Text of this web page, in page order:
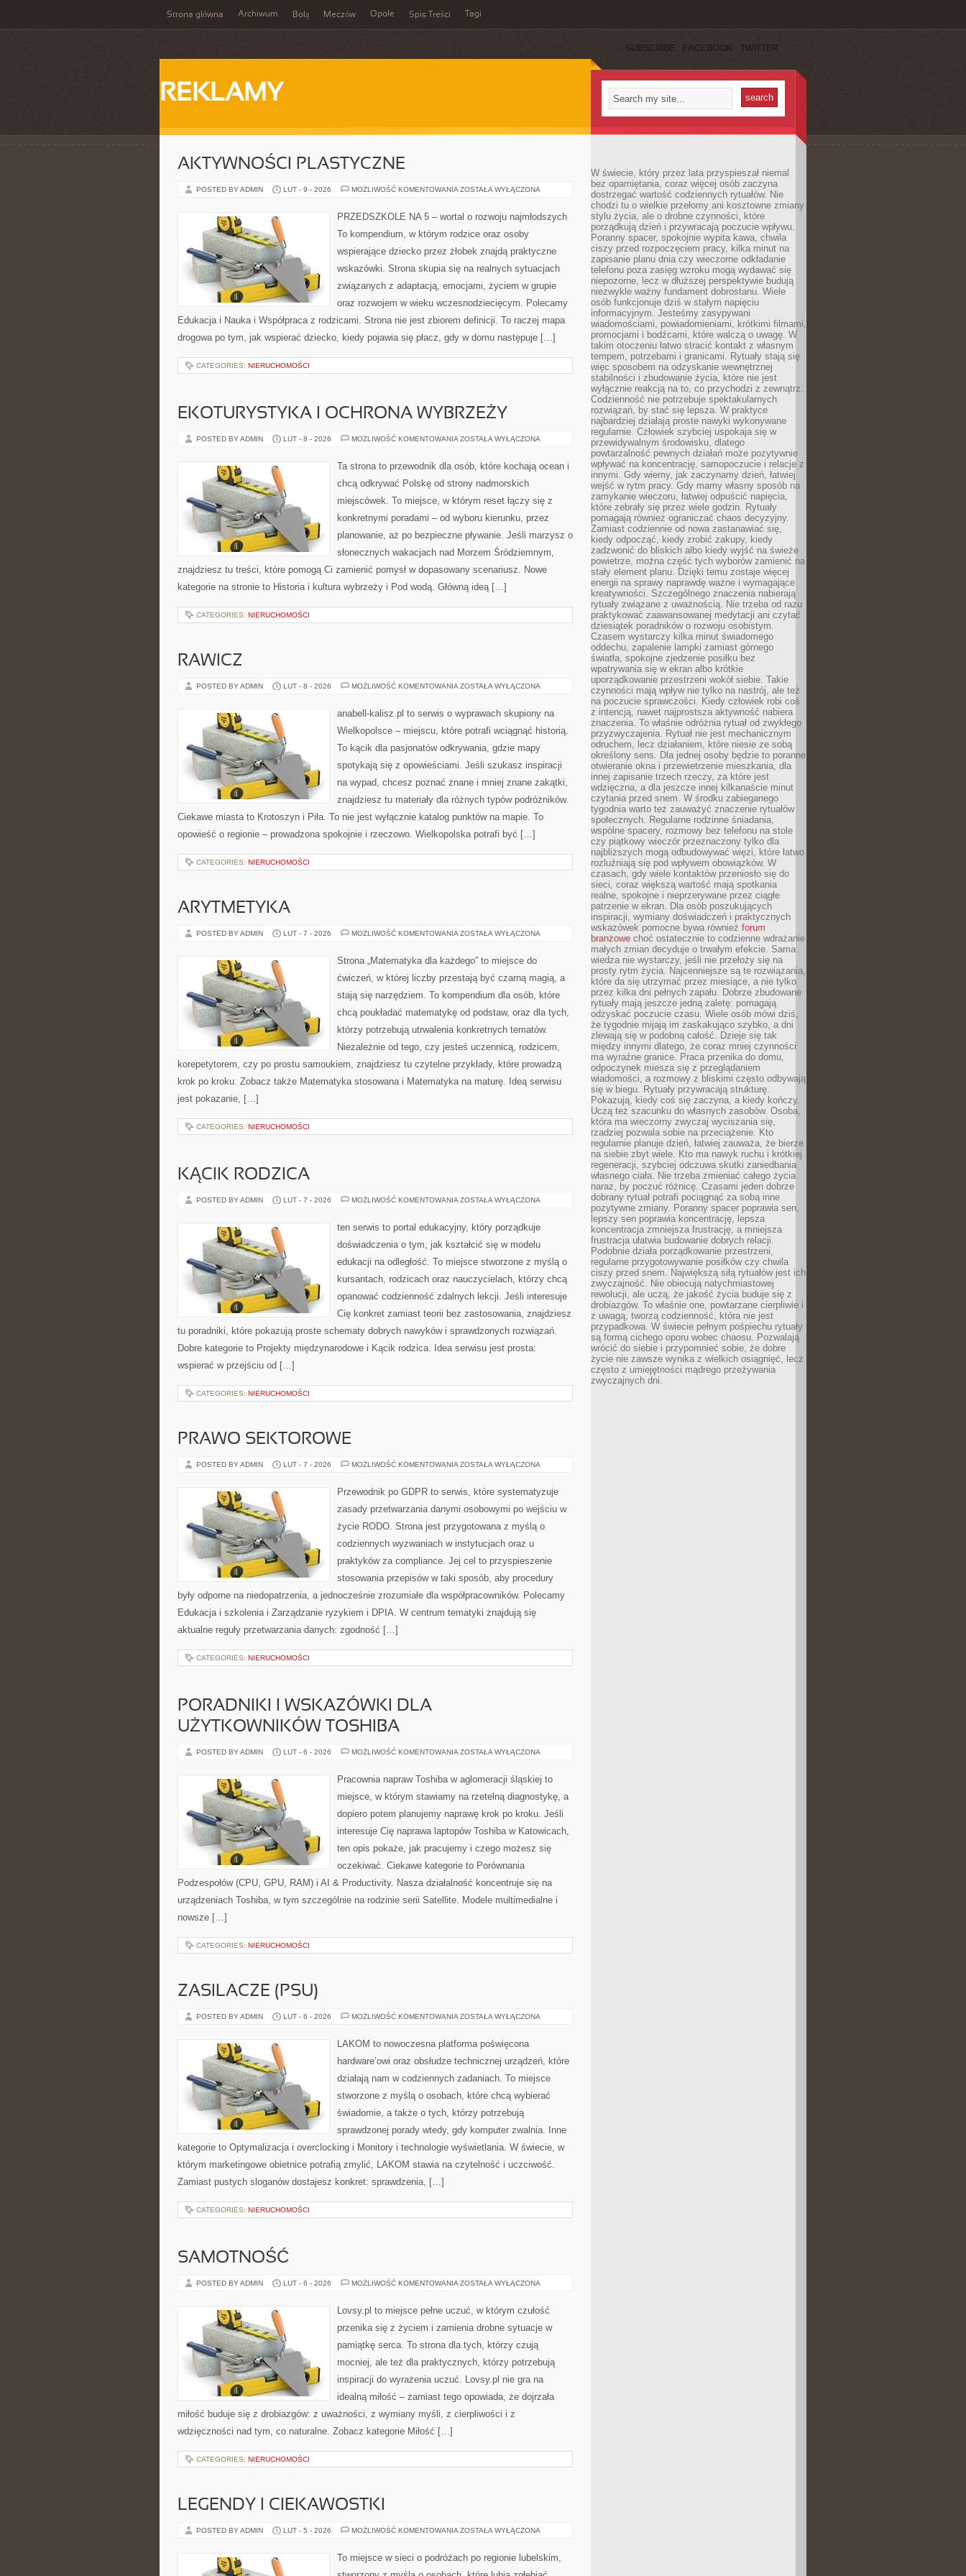
Strona główna Archiwum Bolą Meczów Opole Spis Treści Tagi
SUBSCRIBE FACEBOOK TWITTER
REKLAMY
AKTYWNOŚCI PLASTYCZNE
POSTED BY ADMIN LUT - 9 - 2026 MOŻLIWOŚĆ KOMENTOWANIA AKTYWNOŚCI
ZOSTAŁA WYŁĄCZONA
PRZEDSZKOLE NA 5 – wortal o rozwoju najmłodszych
To kompendium, w którym rodzice oraz osoby
wspierające dziecko przez żłobek znajdą praktyczne
wskazówki. Strona skupia się na realnych sytuacjach
związanych z adaptacją, emocjami, życiem w grupie
oraz rozwojem w wieku wczesnodziecięcym. Polecamy
Edukacja i Nauka i Współpraca z rodzicami. Strona nie jest zbiorem definicji. To raczej mapa
drogowa po tym, jak wspierać dziecko, kiedy pojawia się płacz, gdy w domu następuje […]
CATEGORIES: NIERUCHOMOŚCI
EKOTURYSTYKA I OCHRONA WYBRZEŻY
POSTED BY ADMIN LUT - 8 - 2026 MOŻLIWOŚĆ KOMENTOWANIA EKOTURYSTYKA
WYBRZEŻY
ZOSTAŁA WYŁĄCZONA
Ta strona to przewodnik dla osób, które kochają ocean i
chcą odkrywać Polskę od strony nadmorskich
miejscówek. To miejsce, w którym reset łączy się z
konkretnymi poradami – od wyboru kierunku, przez
planowanie, aż po bezpieczne pływanie. Jeśli marzysz o
słonecznych wakacjach nad Morzem Śródziemnym,
znajdziesz tu treści, które pomogą Ci zamienić pomysł w dopasowany scenariusz. Nowe
kategorie na stronie to Historia i kultura wybrzeży i Pod wodą. Główną ideą […]
CATEGORIES: NIERUCHOMOŚCI
RAWICZ
POSTED BY ADMIN LUT - 8 - 2026 MOŻLIWOŚĆ KOMENTOWANIA RAWICZ
ZOSTAŁA WYŁĄCZONA
anabell-kalisz.pl to serwis o wyprawach skupiony na
Wielkopolsce – miejscu, które potrafi wciągnąć historią.
To kącik dla pasjonatów odkrywania, gdzie mapy
spotykają się z opowieściami. Jeśli szukasz inspiracji
na wypad, chcesz poznać znane i mniej znane zakątki,
znajdziesz tu materiały dla różnych typów podróżników.
Ciekawe miasta to Krotoszyn i Piła. To nie jest wyłącznie katalog punktów na mapie. To
opowieść o regionie – prowadzona spokojnie i rzeczowo. Wielkopolska potrafi być […]
CATEGORIES: NIERUCHOMOŚCI
ARYTMETYKA
POSTED BY ADMIN LUT - 7 - 2026 MOŻLIWOŚĆ KOMENTOWANIA ARYTMETYKA
ZOSTAŁA WYŁĄCZONA
Strona „Matematyka dla każdego” to miejsce do
ćwiczeń, w której liczby przestają być czarną magią, a
stają się narzędziem. To kompendium dla osób, które
chcą poukładać matematykę od podstaw, oraz dla tych,
którzy potrzebują utrwalenia konkretnych tematów.
Niezależnie od tego, czy jesteś uczennicą, rodzicem,
korepetytorem, czy po prostu samoukiem, znajdziesz tu czytelne przykłady, które prowadzą
krok po kroku. Zobacz także Matematyka stosowana i Matematyka na maturę. Ideą serwisu
jest pokazanie, […]
CATEGORIES: NIERUCHOMOŚCI
KĄCIK RODZICA
POSTED BY ADMIN LUT - 7 - 2026 MOŻLIWOŚĆ KOMENTOWANIA KĄCIK
ZOSTAŁA WYŁĄCZONA
ten serwis to portal edukacyjny, który porządkuje
doświadczenia o tym, jak kształcić się w modelu
edukacji na odległość. To miejsce stworzone z myślą o
kursantach, rodzicach oraz nauczycielach, którzy chcą
opanować codzienność zdalnych lekcji. Jeśli interesuje
Cię konkret zamiast teorii bez zastosowania, znajdziesz
tu poradniki, które pokazują proste schematy dobrych nawyków i sprawdzonych rozwiązań.
Dobre kategorie to Projekty międzynarodowe i Kącik rodzica. Idea serwisu jest prosta:
wspierać w przejściu od […]
CATEGORIES: NIERUCHOMOŚCI
PRAWO SEKTOROWE
POSTED BY ADMIN LUT - 7 - 2026 MOŻLIWOŚĆ KOMENTOWANIA PRAWO
ZOSTAŁA WYŁĄCZONA
Przewodnik po GDPR to serwis, które systematyzuje
zasady przetwarzania danymi osobowymi po wejściu w
życie RODO. Strona jest przygotowana z myślą o
codziennych wyzwaniach w instytucjach oraz u
praktyków za compliance. Jej cel to przyspieszenie
stosowania przepisów w taki sposób, aby procedury
były odporne na niedopatrzenia, a jednocześnie zrozumiałe dla współpracowników. Polecamy
Edukacja i szkolenia i Zarządzanie ryzykiem i DPIA. W centrum tematyki znajdują się
aktualne reguły przetwarzania danych: zgodność […]
CATEGORIES: NIERUCHOMOŚCI
PORADNIKI I WSKAZÓWKI DLA
UŻYTKOWNIKÓW TOSHIBA
POSTED BY ADMIN LUT - 6 - 2026 MOŻLIWOŚĆ KOMENTOWANIA PORADNIKI
DLA
UŻYTKOWNIKÓW
ZOSTAŁA WYŁĄCZONA
Pracownia napraw Toshiba w aglomeracji śląskiej to
miejsce, w którym stawiamy na rzetelną diagnostykę, a
dopiero potem planujemy naprawę krok po kroku. Jeśli
interesuje Cię naprawa laptopów Toshiba w Katowicach,
ten opis pokaże, jak pracujemy i czego możesz się
oczekiwać. Ciekawe kategorie to Porównania
Podzespołów (CPU, GPU, RAM) i AI & Productivity. Nasza działalność koncentruje się na
urządzeniach Toshiba, w tym szczególnie na rodzinie serii Satellite. Modele multimedialne i
nowsze […]
CATEGORIES: NIERUCHOMOŚCI
ZASILACZE (PSU)
POSTED BY ADMIN LUT - 6 - 2026 MOŻLIWOŚĆ KOMENTOWANIA ZASILACZE
ZOSTAŁA WYŁĄCZONA
LAKOM to nowoczesna platforma poświęcona
hardware’owi oraz obsłudze technicznej urządzeń, które
działają nam w codziennych zadaniach. To miejsce
stworzone z myślą o osobach, które chcą wybierać
świadomie, a także o tych, którzy potrzebują
sprawdzonej porady wtedy, gdy komputer zwalnia. Inne
kategorie to Optymalizacja i overclocking i Monitory i technologie wyświetlania. W świecie, w
którym marketingowe obietnice potrafią zmylić, LAKOM stawia na czytelność i uczciwość.
Zamiast pustych sloganów dostajesz konkret: sprawdzenia, […]
CATEGORIES: NIERUCHOMOŚCI
SAMOTNOŚĆ
POSTED BY ADMIN LUT - 6 - 2026 MOŻLIWOŚĆ KOMENTOWANIA SAMOTNOŚĆ
ZOSTAŁA WYŁĄCZONA
Lovsy.pl to miejsce pełne uczuć, w którym czułość
przenika się z życiem i zamienia drobne sytuacje w
pamiątkę serca. To strona dla tych, którzy czują
mocniej, ale też dla praktycznych, którzy potrzebują
inspiracji do wyrażenia uczuć. Lovsy.pl nie gra na
idealną miłość – zamiast tego opowiada, że dojrzała
miłość buduje się z drobiazgów: z uważności, z wymiany myśli, z cierpliwości i z
wdzięczności nad tym, co naturalne. Zobacz kategorie Miłość […]
CATEGORIES: NIERUCHOMOŚCI
LEGENDY I CIEKAWOSTKI
POSTED BY ADMIN LUT - 5 - 2026 MOŻLIWOŚĆ KOMENTOWANIA LEGENDY
ZOSTAŁA WYŁĄCZONA
To miejsce w sieci o podróżach po regionie lubelskim,
W świecie, który przez lata przyspieszał niemal
bez opamiętania, coraz więcej osób zaczyna
dostrzegać wartość codziennych rytuałów. Nie
chodzi tu o wielkie przełomy ani kosztowne zmiany
stylu życia, ale o drobne czynności, które
porządkują dzień i przywracają poczucie wpływu.
Poranny spacer, spokojnie wypita kawa, chwila
ciszy przed rozpoczęciem pracy, kilka minut na
zapisanie planu dnia czy wieczorne odkładanie
telefonu poza zasięg wzroku mogą wydawać się
niepozorne, lecz w dłuższej perspektywie budują
niezwykle ważny fundament dobrostanu. Wiele
osób funkcjonuje dziś w stałym napięciu
informacyjnym. Jesteśmy zasypywani
wiadomościami, powiadomieniami, krótkimi filmami,
promocjami i bodźcami, które walczą o uwagę. W
takim otoczeniu łatwo stracić kontakt z własnym
tempem, potrzebami i granicami. Rytuały stają się
więc sposobem na odzyskanie wewnętrznej
stabilności i zbudowanie życia, które nie jest
wyłącznie reakcją na to, co przychodzi z zewnątrz.
Codzienność nie potrzebuje spektakularnych
rozwiązań, by stać się lepsza. W praktyce
najbardziej działają proste nawyki wykonywane
regularnie. Człowiek szybciej uspokaja się w
przewidywalnym środowisku, dlatego
powtarzalność pewnych działań może pozytywnie
wpływać na koncentrację, samopoczucie i relacje z
innymi. Gdy wiemy, jak zaczynamy dzień, łatwiej
wejść w rytm pracy. Gdy mamy własny sposób na
zamykanie wieczoru, łatwiej odpuścić napięcia,
które zebrały się przez wiele godzin. Rytuały
pomagają również ograniczać chaos decyzyjny.
Zamiast codziennie od nowa zastanawiać się,
kiedy odpocząć, kiedy zrobić zakupy, kiedy
zadzwonić do bliskich albo kiedy wyjść na świeże
powietrze, można część tych wyborów zamienić na
stały element planu. Dzięki temu zostaje więcej
energii na sprawy naprawdę ważne i wymagające
kreatywności. Szczególnego znaczenia nabierają
rytuały związane z uważnością. Nie trzeba od razu
praktykować zaawansowanej medytacji ani czytać
dziesiątek poradników o rozwoju osobistym.
Czasem wystarczy kilka minut świadomego
oddechu, zapalenie lampki zamiast górnego
światła, spokojne zjedzenie posiłku bez
wpatrywania się w ekran albo krótkie
uporządkowanie przestrzeni wokół siebie. Takie
czynności mają wpływ nie tylko na nastrój, ale też
na poczucie sprawczości. Kiedy człowiek robi coś
z intencją, nawet najprostsza aktywność nabiera
znaczenia. To właśnie odróżnia rytuał od zwykłego
przyzwyczajenia. Rytuał nie jest mechanicznym
odruchem, lecz działaniem, które niesie ze sobą
określony sens. Dla jednej osoby będzie to poranne
otwieranie okna i przewietrzenie mieszkania, dla
innej zapisanie trzech rzeczy, za które jest
wdzięczna, a dla jeszcze innej kilkanaście minut
czytania przed snem. W środku zabieganego
tygodnia warto też zauważyć znaczenie rytuałów
społecznych. Regularne rodzinne śniadania,
wspólne spacery, rozmowy bez telefonu na stole
czy piątkowy wieczór przeznaczony tylko dla
najbliższych mogą odbudowywać więzi, które łatwo
rozluźniają się pod wpływem obowiązków. W
czasach, gdy wiele kontaktów przeniosło się do
sieci, coraz większą wartość mają spotkania
realne, spokojne i nieprzerywane przez ciągłe
patrzenie w ekran. Dla osób poszukujących
inspiracji, wymiany doświadczeń i praktycznych
wskazówek pomocne bywa również forum
branżowe choć ostatecznie to codzienne wdrażanie
małych zmian decyduje o trwałym efekcie. Sama
wiedza nie wystarczy, jeśli nie przełoży się na
prosty rytm życia. Najcenniejsze są te rozwiązania,
które da się utrzymać przez miesiące, a nie tylko
przez kilka dni pełnych zapału. Dobrze zbudowane
rytuały mają jeszcze jedną zaletę: pomagają
odzyskać poczucie czasu. Wiele osób mówi dziś,
że tygodnie mijają im zaskakująco szybko, a dni
zlewają się w podobną całość. Dzieje się tak
między innymi dlatego, że coraz mniej czynności
ma wyraźne granice. Praca przenika do domu,
odpoczynek miesza się z przeglądaniem
wiadomości, a rozmowy z bliskimi często odbywają
się w biegu. Rytuały przywracają strukturę.
Pokazują, kiedy coś się zaczyna, a kiedy kończy.
Uczą też szacunku do własnych zasobów. Osoba,
która ma wieczorny zwyczaj wyciszania się,
rzadziej pozwala sobie na przeciążenie. Kto
regularnie planuje dzień, łatwiej zauważa, że bierze
na siebie zbyt wiele. Kto ma nawyk ruchu i krótkiej
regeneracji, szybciej odczuwa skutki zaniedbania
własnego ciała. Nie trzeba zmieniać całego życia
naraz, by poczuć różnicę. Czasami jeden dobrze
dobrany rytuał potrafi pociągnąć za sobą inne
pozytywne zmiany. Poranny spacer poprawia sen,
lepszy sen poprawia koncentrację, lepsza
koncentracja zmniejsza frustrację, a mniejsza
frustracja ułatwia budowanie dobrych relacji.
Podobnie działa porządkowanie przestrzeni,
regularne przygotowywanie posiłków czy chwila
ciszy przed snem. Największą siłą rytuałów jest ich
zwyczajność. Nie obiecują natychmiastowej
rewolucji, ale uczą, że jakość życia buduje się z
drobiazgów. To właśnie one, powtarzane cierpliwie i
z uwagą, tworzą codzienność, która nie jest
przypadkowa. W świecie pełnym pośpiechu rytuały
są formą cichego oporu wobec chaosu. Pozwalają
wrócić do siebie i przypomnieć sobie, że dobre
życie nie zawsze wynika z wielkich osiągnięć, lecz
często z umiejętności mądrego przeżywania
zwyczajnych dni.